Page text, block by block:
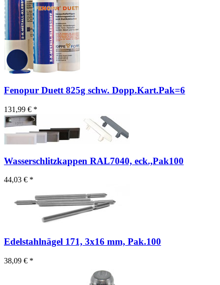
Fenopur Duett 825g schw. Dopp.Kart.Pak=6
131,99 € *
Wasserschlitzkappen RAL7040, eck.,Pak100
44,03 € *
Edelstahlnägel 171, 3x16 mm, Pak.100
38,09 € *